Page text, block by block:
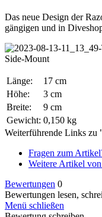
Das neue Design der
gängigen und in
Länge:
17 cm
Höhe:
3 cm
Breite:
9 cm
Gewicht: 0,150 kg
Weiterführende Links zu
Fragen zum
Weitere Artikel
Bewertungen 0
Bewertungen lesen,
Menü schließen